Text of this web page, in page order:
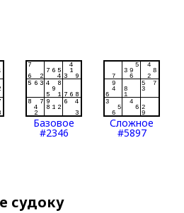
Базовое
#2346
Сложное
#5897
судоку